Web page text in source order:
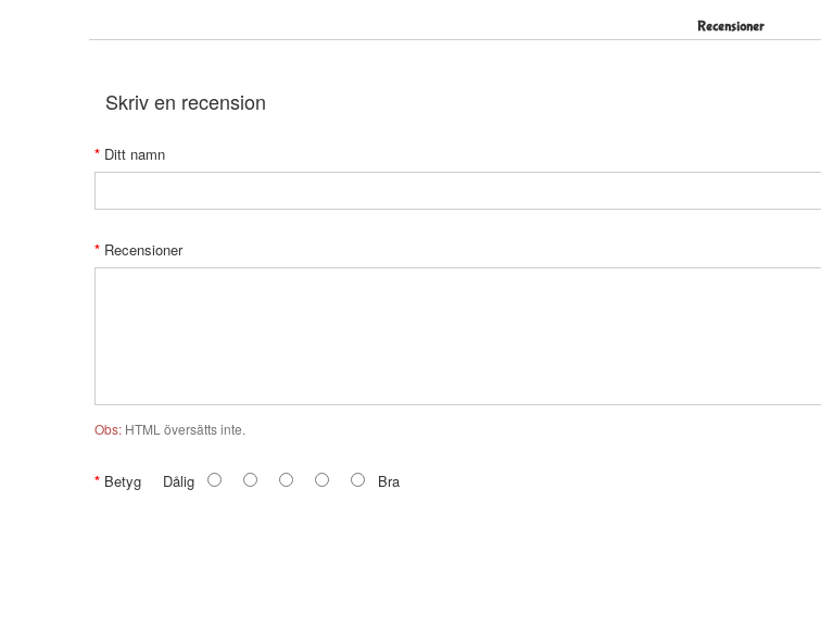
Recensioner
Skriv en recension
Ditt namn
Recensioner
Obs: HTML översätts inte.
Betyg Dålig Bra